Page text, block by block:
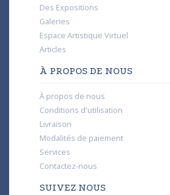
Des Expositions
Galeries
Espace Artistique Virtuel
Articles
À PROPOS DE NOUS
À propos de nous
Conditions d'utilisation
Livraison
Modalités de paiement
Services
Contactez-nous
SUIVEZ NOUS